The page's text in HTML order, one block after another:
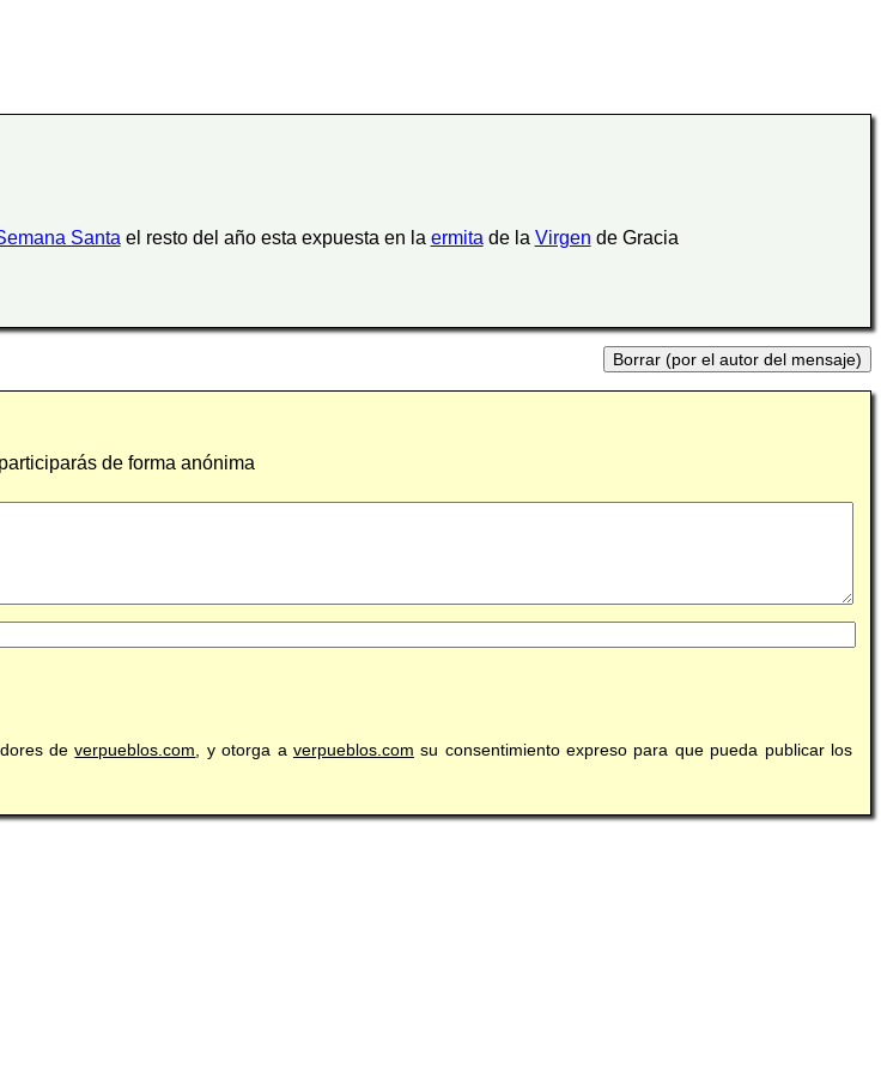
Santa el resto del año esta expuesta en la ermita de la Virgen de Gracia
de forma anónima
deverpueblos.com, y otorga a verpueblos.com su consentimiento expreso para que pueda publicar los